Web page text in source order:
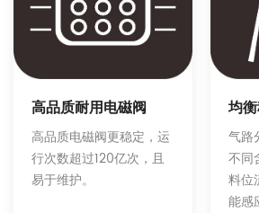
高品质耐用电磁阀
高品质电磁阀更稳定，运
行次数超过120亿次，且
易于维护。
均
气路
不同
料位
能感